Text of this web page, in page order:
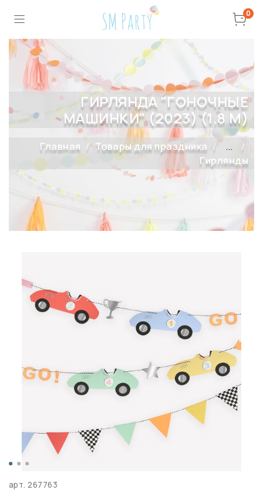
0
ГИРЛЯНДА "ГОНОЧНЫЕ
МАШИНКИ" (2023) (1.8 М)
Главная Товары для праздника
...
Гирлянды
арт.267763